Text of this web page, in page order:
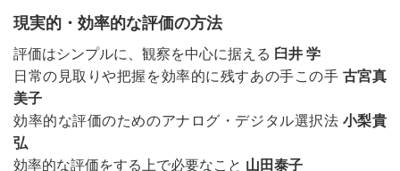
現実的・効率的な評価の方法
評価はシンプルに、観察を中心に据える 臼井 学
日常の見取りや把握を効率的に残すあの手この手 古宮真
美子
効率的な評価のためのアナログ・デジタル選択法 小梨貴
弘
効率的な評価をする上で必要なこと 山田泰子